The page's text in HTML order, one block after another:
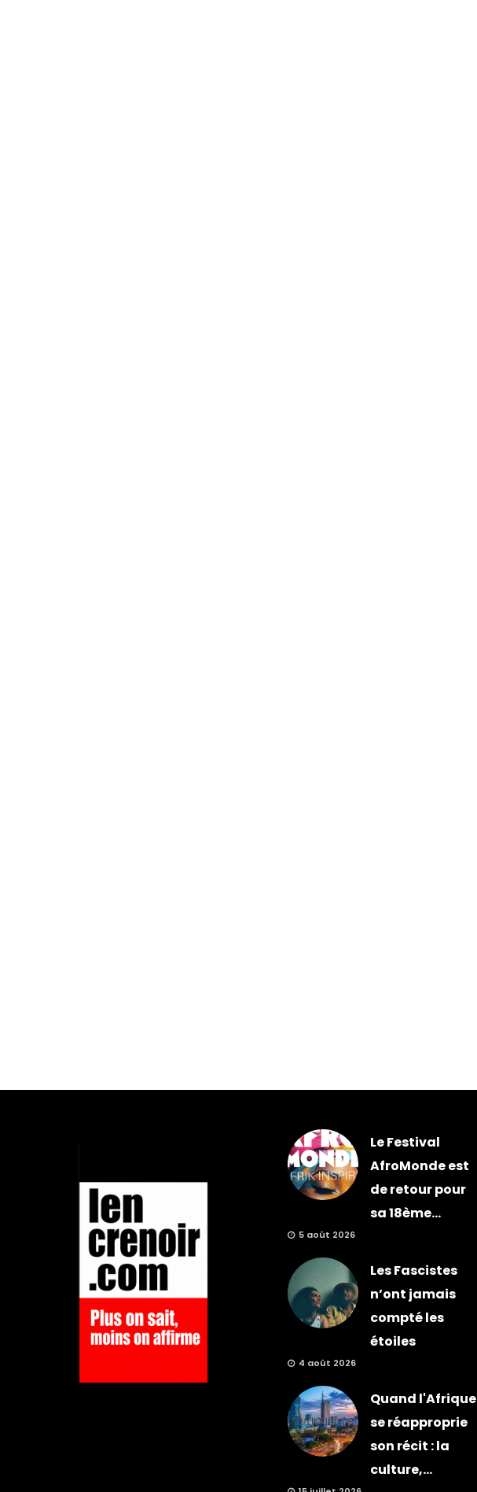
Le Festival
AfroMonde est
de retour pour
sa 18ème...
5 août 2026
Les Fascistes
n’ont jamais
compté les
étoiles
4 août 2026
Quand l'Afrique
se réapproprie
son récit : la
culture,...